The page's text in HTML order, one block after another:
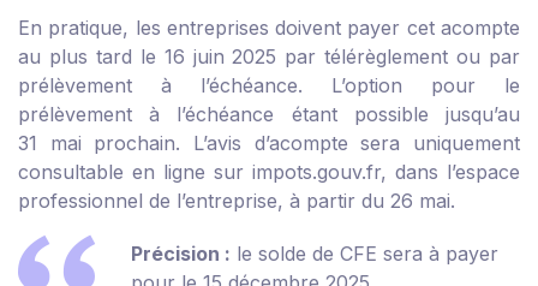
En pratique, les entreprises doivent payer cet acompte
au plus tard le 16 juin 2025 par télérèglement ou par
prélèvement à l’échéance. L’option pour le
prélèvement à l’échéance étant possible jusqu’au
31 mai prochain. L’avis d’acompte sera uniquement
consultable en ligne sur impots.gouv.fr, dans l’espace
professionnel de l’entreprise, à partir du 26 mai.
Précision : le solde de CFE sera à payer